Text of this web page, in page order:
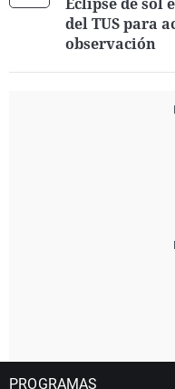
del TUS para
observación
PROGRAMAS